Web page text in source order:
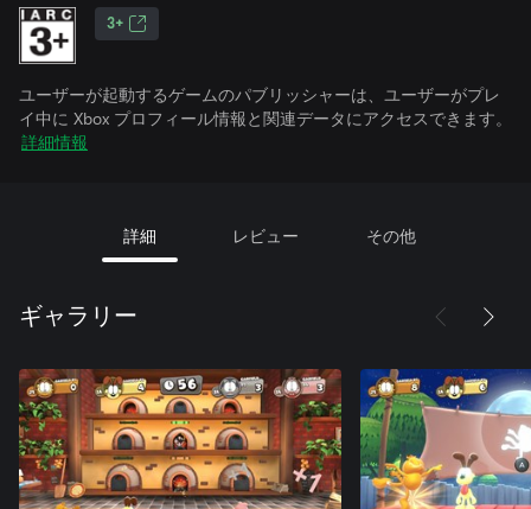
3+
ユーザーが起動するゲームのパブリッシャーは、ユーザーがプレ
イ中に Xbox プロフィール情報と関連データにアクセスできます。
詳細情報
詳細 レビュー その他
ギャラリー